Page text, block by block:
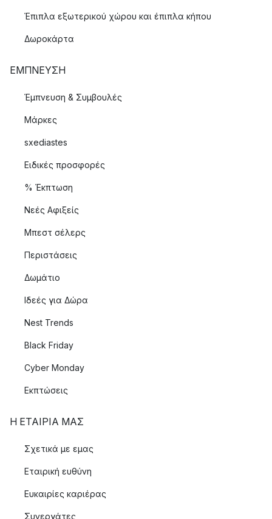
Έπιπλα εξωτερικού χώρου και έπιπλα κήπου
Δωροκάρτα
ΈΜΠΝΕΥΣΗ
Έμπνευση & Συμβουλές
Μάρκες
sxediastes
Ειδικές προσφορές
% Έκπτωση
Νεές Αφιξείς
Μπεστ σέλερς
Περιστάσεις
Δωμάτιο
Ιδεές για Δώρα
Nest Trends
Black Friday
Cyber Monday
Εκπτώσεις
Η ΕΤΑΊΡΙΑ ΜΑΣ
Σχετικά με εμας
Εταιρική ευθύνη
Ευκαιρίες καριέρας
Συνεργάτες